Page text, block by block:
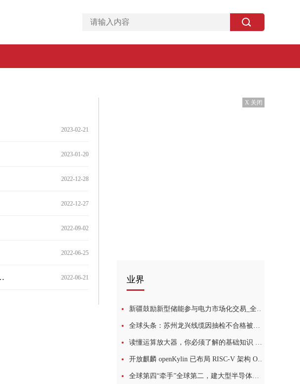
2023-02-21
2023-01-20
2022-12-28
2022-12-27
2022-09-02
2022-06-25
高性能镁合金材料合作研发协议的公告 2022-06-21
X 关闭
业界
新疆鼓励新型储能参与电力市场化交易_全球观热点
全球头条：苏州龙兴线缆因抽检不合格被暂停产品中标资格6个月
读懂运算放大器，你必须了解的基础知识 世界微头条
开放麒麟 openKylin 已布局 RISC-V 架构 OS 办公场景生态：迁移适配开源应用_全球观焦点
全球第四“牵手”全球第二，建大型半导体项目|环球聚看点